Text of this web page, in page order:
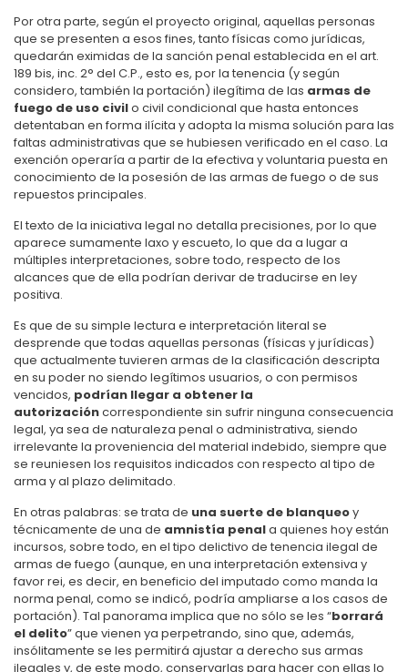
Por otra parte, según el proyecto original, aquellas personas
que se presenten a esos fines, tanto físicas como jurídicas,
quedarán eximidas de la sanción penal establecida en el art.
189 bis, inc. 2° del C.P., esto es, por la tenencia (y según
considero, también la portación) ilegítima de las armas de
fuego de uso civilo civil condicional que hasta entonces
detentaban en forma ilícita y adopta la misma solución para las
faltas administrativas que se hubiesen verificado en el caso. La
exención operaría a partir de la efectiva y voluntaria puesta en
conocimiento de la posesión de las armas de fuego o de sus
repuestos principales.
El texto de la iniciativa legal no detalla precisiones, por lo que
aparece sumamente laxo y escueto, lo que da a lugar a
múltiples interpretaciones, sobre todo, respecto de los
alcances que de ella podrían derivar de traducirse en ley
positiva.
Es que de su simple lectura e interpretación literal se
desprende que todas aquellas personas (físicas y jurídicas)
que actualmente tuvieren armas de la clasificación descripta
en su poder no siendo legítimos usuarios, o con permisos
vencidos, podrían llegar a obtener la
autorizacióncorrespondiente sin sufrir ninguna consecuencia
legal, ya sea de naturaleza penal o administrativa, siendo
irrelevante la proveniencia del material indebido, siempre que
se reuniesen los requisitos indicados con respecto al tipo de
arma y al plazo delimitado.
En otras palabras: se trata de una suerte de blanqueoy
técnicamente de una de amnistía penala quienes hoy están
incursos, sobre todo, en el tipo delictivo de tenencia ilegal de
armas de fuego (aunque, en una interpretación extensiva y
favor rei, es decir, en beneficio del imputado como manda la
norma penal, como se indicó, podría ampliarse a los casos de
portación). Tal panorama implica que no sólo se les “borrará
el delito” que vienen ya perpetrando, sino que, además,
insólitamente se les permitirá ajustar a derecho sus armas
ilegales y, de este modo, conservarlas para hacer con ellas lo